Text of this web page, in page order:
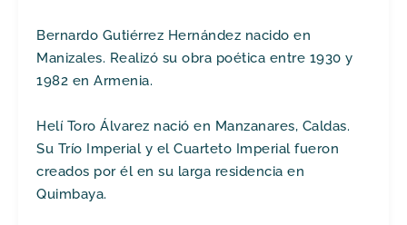
Bernardo Gutiérrez Hernández nacido en
Manizales. Realizó su obra poética entre 1930 y
1982 en Armenia.
Helí Toro Álvarez nació en Manzanares, Caldas.
Su Trío Imperial y el Cuarteto Imperial fueron
creados por él en su larga residencia en
Quimbaya.